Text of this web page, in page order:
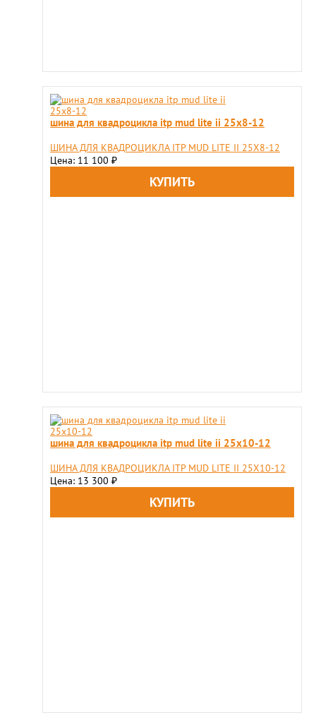
шина для квадроцикла itp mud lite ii 25x8-12
ШИНА ДЛЯ КВАДРОЦИКЛА ITP MUD LITE II 25X8-12
Цена: 11 100 ₽
шина для квадроцикла itp mud lite ii 25x10-12
ШИНА ДЛЯ КВАДРОЦИКЛА ITP MUD LITE II 25X10-12
Цена: 13 300 ₽